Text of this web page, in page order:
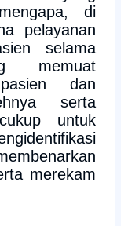
di
pelayanan
selama
memuat
dan
serta
untuk
merekam